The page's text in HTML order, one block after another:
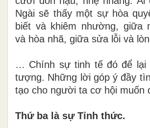
Ngài sẽ thấy một sự hòa
biết và khiêm nhường, giữa
và hòa nhã, giữa sửa lỗi và
… Chính sự tinh tế đó để lại
tượng. Những lời góp ý đầy
tạo cho người ta cơ hội muốn
Thứ ba là sự Tỉnh thức.